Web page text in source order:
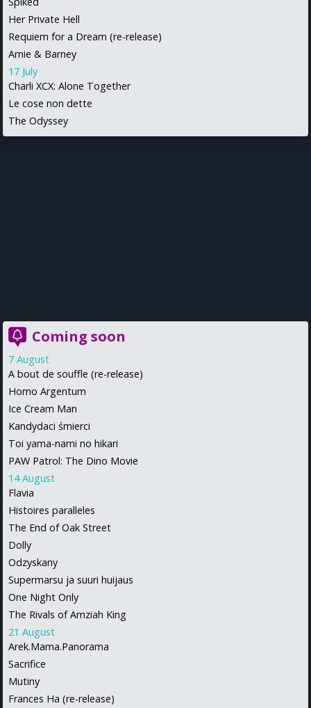
Her Private Hell
Requiem for a Dream (re-release)
Arnie & Barney
17 July
Charli XCX: Alone Together
Le cose non dette
The Odyssey
Coming soon
7 August
A bout de souffle (re-release)
Homo Argentum
Ice Cream Man
Kandydaci śmierci
Toi yama-nami no hikari
PAW Patrol: The Dino Movie
14 August
Flavia
Histoires paralleles
The End of Oak Street
Dolly
Odzyskany
Supermarsu ja suuri huijaus
One Night Only
The Rivals of Amziah King
21 August
Arek.Mama.Panorama
Sacrifice
Mutiny
Frances Ha (re-release)